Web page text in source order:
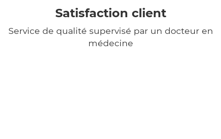
Satisfaction client
Service de qualité supervisé par un docteur en
médecine